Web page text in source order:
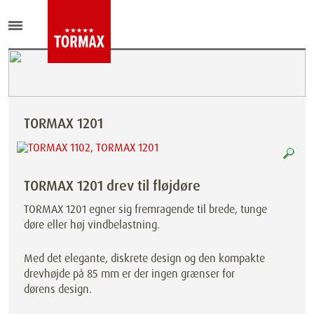
TORMAX 1201
TORMAX 1201 drev til fløjdøre
TORMAX 1201 egner sig fremragende til brede, tunge
døre eller høj vindbelastning.
Med det elegante, diskrete design og den kompakte
drevhøjde på 85 mm er der ingen grænser for
dørens design.